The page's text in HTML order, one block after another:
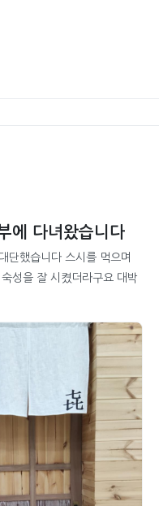
에 다녀왔습니다
단했습니다 스시를 먹으며
성을 잘 시켰더라구요 대박